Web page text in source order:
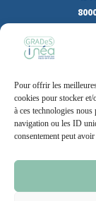
Pour offrir les
cookies pour stocker
à ces technologies nous
navigation ou les ID
consentement peut
Recrutement
Support
Contact
Mentions